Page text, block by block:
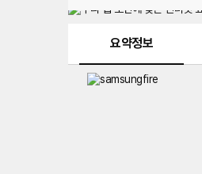
요약정보